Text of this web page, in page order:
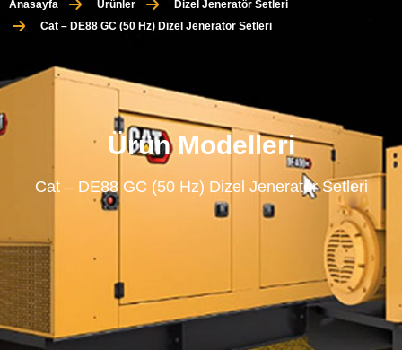
Anasayfa Ürünler
Dizel Jeneratör Setleri
Cat – DE88 GC (50 Hz) Dizel Jeneratör Setleri
Ürün Modelleri
Cat – DE88 GC (50 Hz) Dizel Jeneratör Setleri